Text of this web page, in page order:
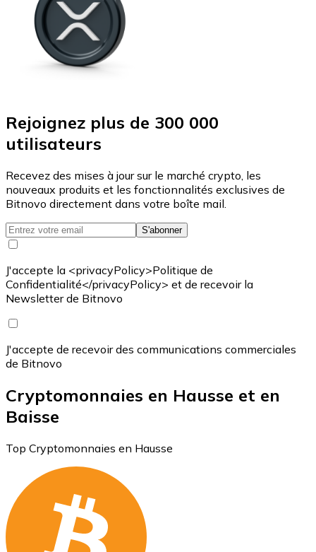
Rejoignez plus de 300 000
utilisateurs
Recevez des mises à jour sur le marché crypto, les
nouveaux produits et les fonctionnalités exclusives de
Bitnovo directement dans votre boîte mail.
S'abonner
J'accepte la <privacyPolicy>Politique de
Confidentialité</privacyPolicy> et de recevoir la
Newsletter de Bitnovo
J'accepte de recevoir des communications commerciales
de Bitnovo
Cryptomonnaies en Hausse et en
Baisse
Top Cryptomonnaies en Hausse